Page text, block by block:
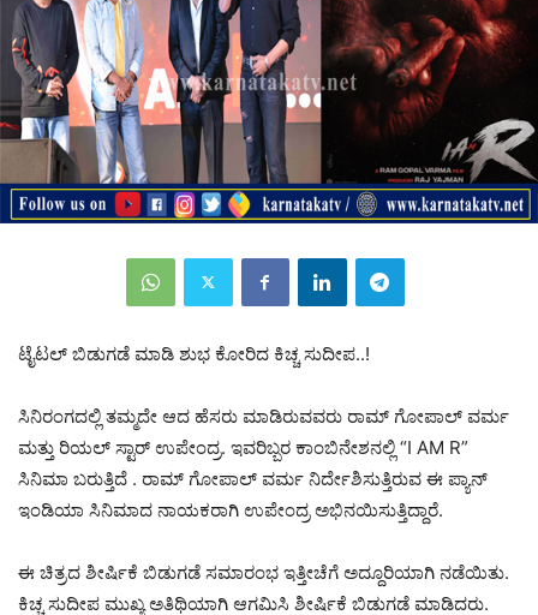
ಟೈಟಲ್ ಬಿಡುಗಡೆ ಮಾಡಿ ಶುಭ ಕೋರಿದ ಕಿಚ್ಚ ಸುದೀಪ..!
ಸಿನಿರಂಗದಲ್ಲಿ ತಮ್ಮದೇ ಆದ ಹೆಸರು ಮಾಡಿರುವವರು ರಾಮ್ ಗೋಪಾಲ್ ವರ್ಮ
ಮತ್ತು ರಿಯಲ್ ಸ್ಟಾರ್ ಉಪೇಂದ್ರ. ಇವರಿಬ್ಬರ ಕಾಂಬಿನೇಶನಲ್ಲಿ “I AM R”
ಸಿನಿಮಾ ಬರುತ್ತಿದೆ ‌. ರಾಮ್ ಗೋಪಾಲ್ ವರ್ಮ ನಿರ್ದೇಶಿಸುತ್ತಿರುವ ಈ ಪ್ಯಾನ್
ಇಂಡಿಯಾ ಸಿನಿಮಾದ ನಾಯಕರಾಗಿ ಉಪೇಂದ್ರ ಅಭಿನಯಿಸುತ್ತಿದ್ದಾರೆ.
ಈ ಚಿತ್ರದ ಶೀರ್ಷಿಕೆ ಬಿಡುಗಡೆ ಸಮಾರಂಭ ಇತ್ತೀಚೆಗೆ ಅದ್ದೂರಿಯಾಗಿ ನಡೆಯಿತು.
ಕಿಚ್ಚ ಸುದೀಪ ಮುಖ್ಯ ಅತಿಥಿಯಾಗಿ ಆಗಮಿಸಿ ಶೀರ್ಷಿಕೆ ಬಿಡುಗಡೆ ಮಾಡಿದರು.